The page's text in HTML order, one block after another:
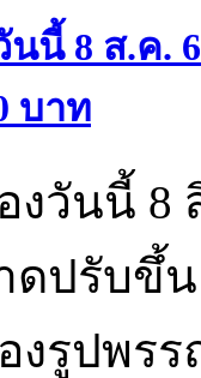
นนี้ 8 ส.ค.
บาท
งวันนี้ 8
ดปรับขึ้
งรูปพร